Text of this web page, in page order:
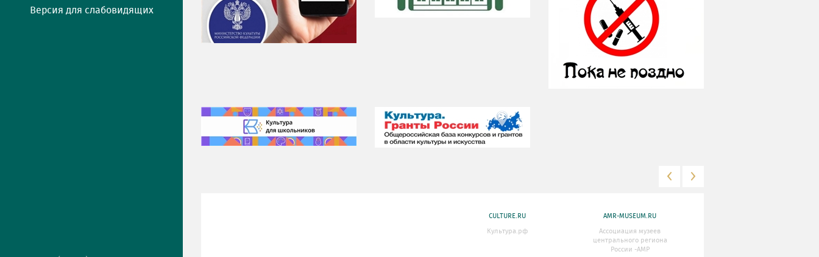
Версия для слабовидящих
CULTURE.RU
Культура.рф
AMR-MUSEUM.RU
Ассоциация музеев
центрального региона
России -АМР